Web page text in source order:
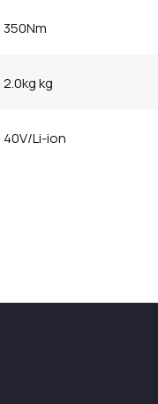
350Nm
2.0kg kg
40V/Li-ion